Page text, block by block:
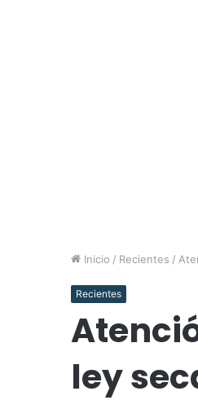
Inicio / Recientes /
Recientes
ley